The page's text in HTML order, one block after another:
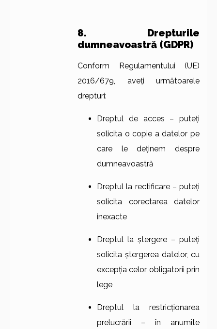
8. Drepturile
dumneavoastră (GDPR)
Conform Regulamentului (UE)
2016/679, aveți următoarele
drepturi:
Dreptul de acces – puteți
solicita o copie a datelor pe
care le deținem despre
dumneavoastră
Dreptul la rectificare – puteți
solicita corectarea datelor
inexacte
Dreptul la ștergere – puteți
solicita ștergerea datelor, cu
excepția celor obligatorii prin
lege
Dreptul la restricționarea
prelucrării – în anumite